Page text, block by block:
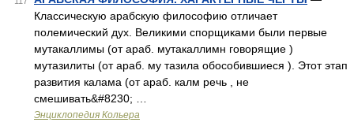
Классическую арабскую философию отличает
полемический дух. Великими спорщиками были первые
мутакаллимы (от араб. мутакаллимн говорящие )
мутазилиты (от араб. му тазила обособившиеся ). Этот этап
развития калама (от араб. калм речь , не
смешивать&#8230; …
Энциклопедия Кольера